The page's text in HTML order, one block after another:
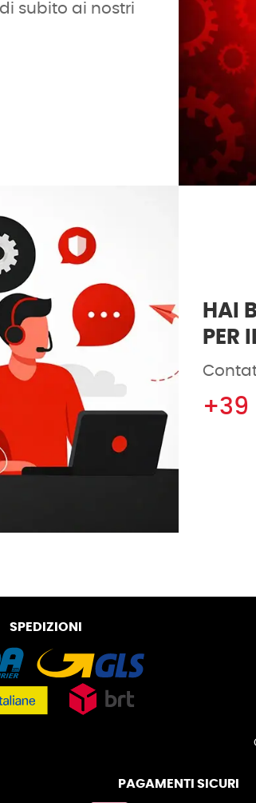
subito ai nostri
HAI
PER
+39
SPEDIZIONI
PAGAMENTI SICURI